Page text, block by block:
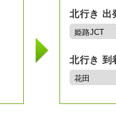
北行き 出
北行き 到